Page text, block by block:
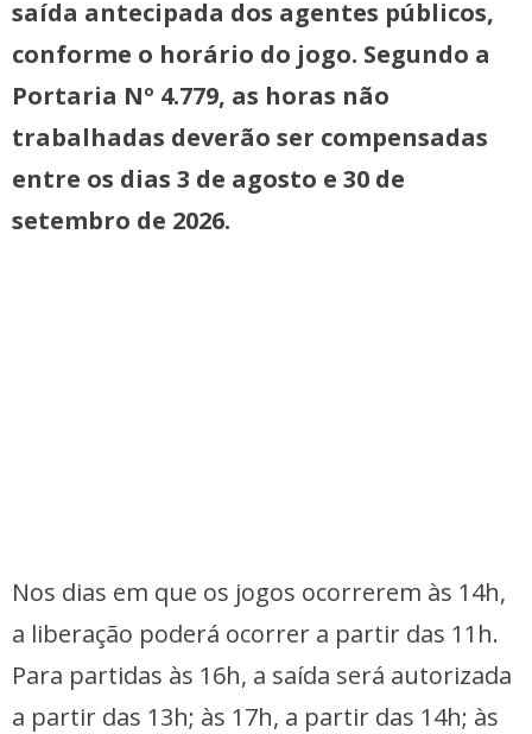
saída antecipada dos agentes públicos,
conforme o horário do jogo. Segundo a
Portaria Nº 4.779, as horas não
trabalhadas deverão ser compensadas
entre os dias 3 de agosto e 30 de
setembro de 2026.
Nos dias em que os jogos ocorrerem às 14h,
a liberação poderá ocorrer a partir das 11h.
Para partidas às 16h, a saída será autorizada
a partir das 13h; às 17h, a partir das 14h; às